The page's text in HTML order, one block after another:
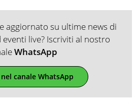
aggiornato su ultime news di
live? Iscriviti al nostro
WhatsApp
canale WhatsApp